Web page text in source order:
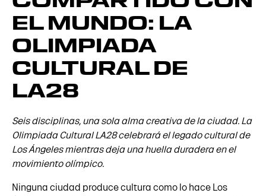
EL MUNDO: LA
OLIMPIADA
CULTURAL DE
LA28
Seis disciplinas, una sola alma creativa de la ciudad. La
Olimpiada Cultural LA28 celebrará el legado cultural de
Los Ángeles mientras deja una huella duradera en el
movimiento olímpico.
Ninguna ciudad produce cultura como lo hace Los